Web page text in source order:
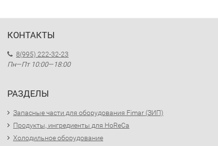
КОНТАКТЫ
8(995) 222-32-23
Пн—Пт 10:00—18:00
РАЗДЕЛЫ
Запасные части для оборудования Fimar (ЗИП)
Продукты, ингредиенты для HoReCa
Холодильное оборудование